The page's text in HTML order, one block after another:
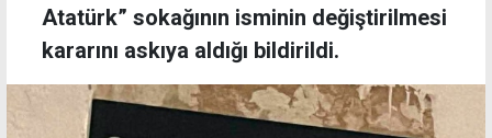
Atatürk” sokağının isminin değiştirilmesi
kararını askıya aldığı bildirildi.